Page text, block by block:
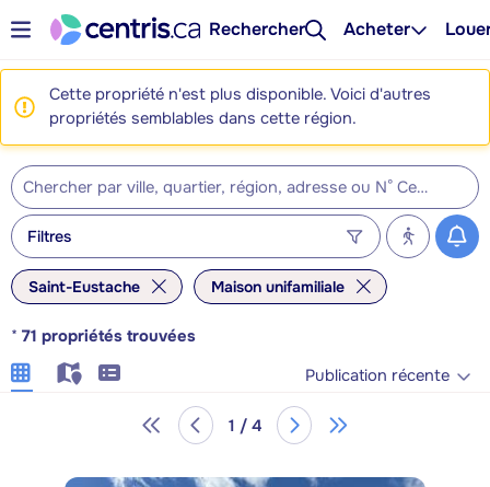
Rechercher Acheter
Cette propriété n'est plus disponible. Voici d'autres
propriétés semblables dans cette région.
Filtres
Saint-Eustache Maison unifamiliale
* 71 propriétés trouvées
Publication récente
1 / 4